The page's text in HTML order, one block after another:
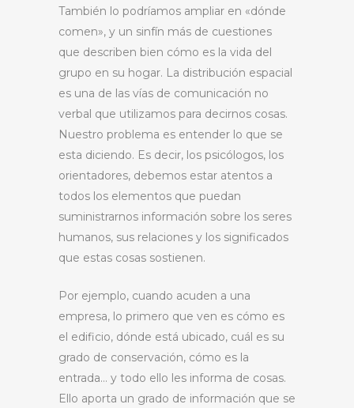
También lo podríamos ampliar en «dónde
comen», y un sinfín más de cuestiones
que describen bien cómo es la vida del
grupo en su hogar. La distribución espacial
es una de las vías de comunicación no
verbal que utilizamos para decirnos cosas.
Nuestro problema es entender lo que se
esta diciendo. Es decir, los psicólogos, los
orientadores, debemos estar atentos a
todos los elementos que puedan
suministrarnos información sobre los seres
humanos, sus relaciones y los significados
que estas cosas sostienen.
Por ejemplo, cuando acuden a una
empresa, lo primero que ven es cómo es
el edificio, dónde está ubicado, cuál es su
grado de conservación, cómo es la
entrada… y todo ello les informa de cosas.
Ello aporta un grado de información que se